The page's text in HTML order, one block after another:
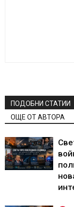
ПОДОБНИ СТАТИИ
ОЩЕ ОТ АВТОРА